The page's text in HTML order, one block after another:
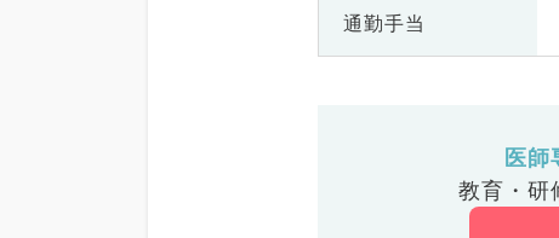
通勤手当
医師
教育・研